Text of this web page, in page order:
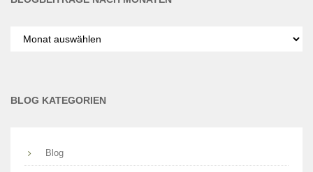
nach
BLOG KATEGORIEN
Blog